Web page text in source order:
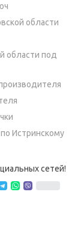
области
области под
Истринскому
сетей!